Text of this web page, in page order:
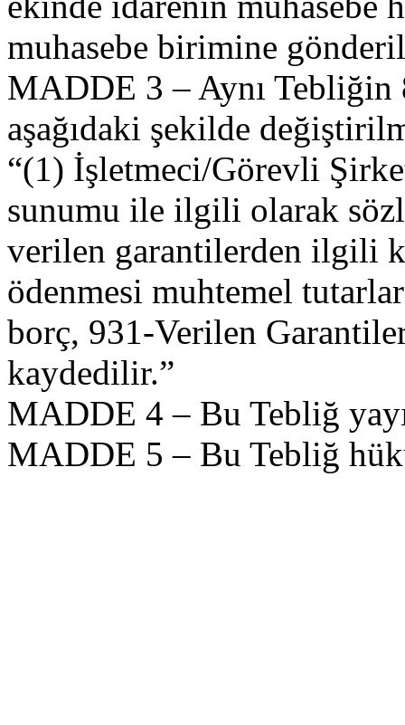
muhasebe birimine
MADDE 3 – Aynı Tebliğin
aşağıdaki şekilde
“(1) İşletmeci/Görevli
sunumu ile ilgili olarak
verilen garantilerden ilgili
ödenmesi muhtemel
borç, 931-Verilen Garantiler
kaydedilir.”
MADDE 4 – Bu Tebliğ
MADDE 5 – Bu Tebliğ